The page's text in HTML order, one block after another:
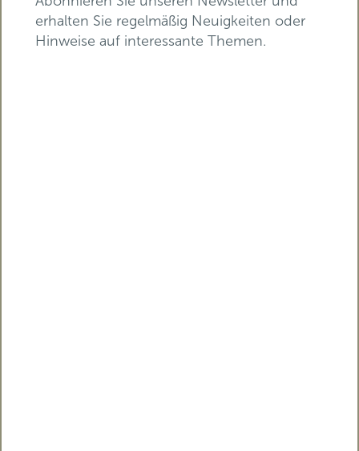
erhalten Sie regelmäßig Neuigkeiten oder
Hinweise auf interessante Themen.